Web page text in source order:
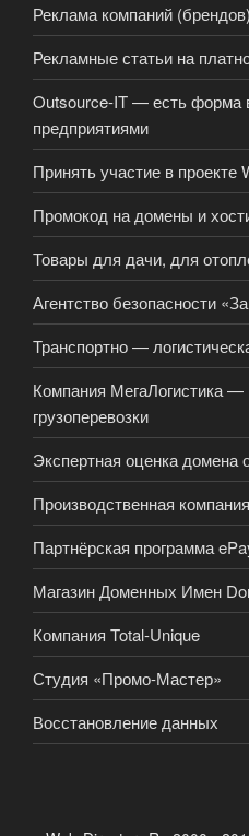
Реклама компаний (брендов)
Рекламные статьи на
Outsource-IT — есть форма
предприятиями
Принять участие в проекте
Промокод на домены и
Товары для дачи, для
Агентство безопасности
Транспортно —
Компания МегаЛогистика
грузоперевозки
Экспертная оценка домена
Производственная
Партнёрская программа
Магазин Доменных Имен
Компания Total-Unique
Студия «Промо-Мастер»
Восстановление данных